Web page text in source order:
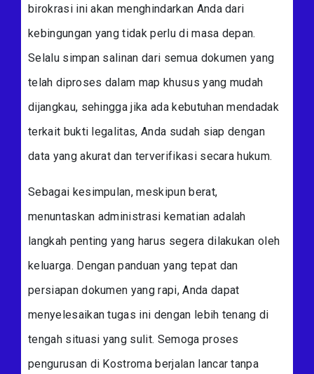
birokrasi ini akan menghindarkan Anda dari
kebingungan yang tidak perlu di masa depan.
Selalu simpan salinan dari semua dokumen yang
telah diproses dalam map khusus yang mudah
dijangkau, sehingga jika ada kebutuhan mendadak
terkait bukti legalitas, Anda sudah siap dengan
data yang akurat dan terverifikasi secara hukum.
Sebagai kesimpulan, meskipun berat,
menuntaskan administrasi kematian adalah
langkah penting yang harus segera dilakukan oleh
keluarga. Dengan panduan yang tepat dan
persiapan dokumen yang rapi, Anda dapat
menyelesaikan tugas ini dengan lebih tenang di
tengah situasi yang sulit. Semoga proses
pengurusan di Kostroma berjalan lancar tanpa